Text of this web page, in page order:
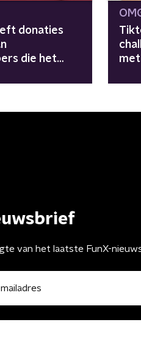
donaties
die het
met
van het laatste FunX-